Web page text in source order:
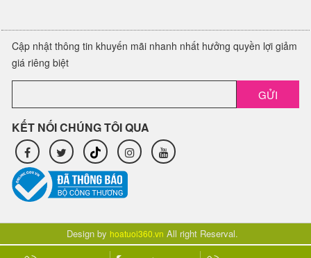
Cập nhật thông tin khuyến mãi nhanh nhất hưởng quyền lợi giảm
giá riêng biệt
GỬI
KẾT NỐI CHÚNG TÔI QUA
Design by hoatuoi360.vn All right Reserval.